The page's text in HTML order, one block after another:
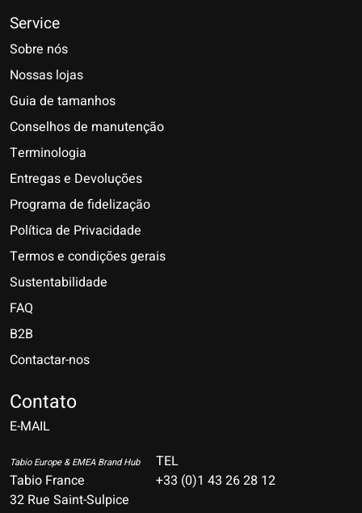
Service
Sobre nós
Nossas lojas
Guia de tamanhos
Conselhos de manutenção
Terminologia
Entregas e Devoluções
Programa de fidelização
Política de Privacidade
Termos e condições gerais
Sustentabilidade
FAQ
B2B
Contactar-nos
Contato
E-MAIL
Tabio Europe & EMEA Brand Hub
Tabio France
32 Rue Saint-Sulpice
TEL
+33 (0)1 43 26 28 12
Español